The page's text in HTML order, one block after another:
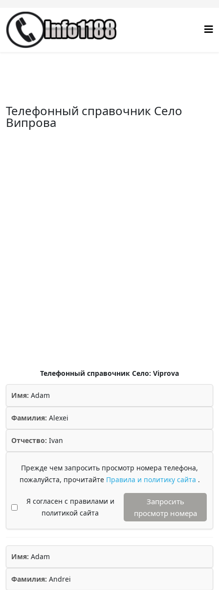
Телефонный справочник Село
Випрова
Телефонный справочник Село: Viprova
Имя: Adam
Фамилия: Alexei
Отчество: Ivan
Прежде чем запросить просмотр номера телефона,
пожалуйста, прочитайте Правила и политику сайта .
Я согласен с правилами и
политикой сайта
Запросить
просмотр номера
Имя: Adam
Фамилия: Andrei